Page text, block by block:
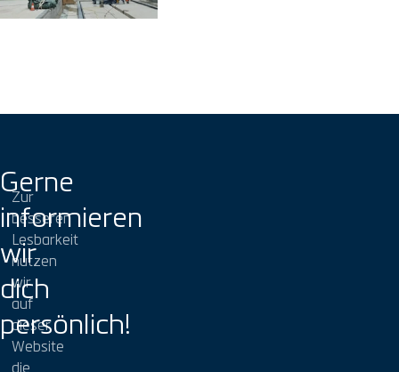
Gerne
informieren
wir
dich
persönlich!
Zur
besseren
Lesbarkeit
nutzen
wir
auf
dieser
Website
die